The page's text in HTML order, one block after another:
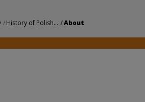
History of Polish... About